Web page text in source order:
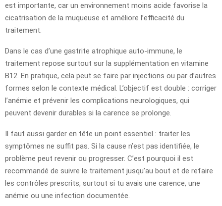
est importante, car un environnement moins acide favorise la
cicatrisation de la muqueuse et améliore l’efficacité du
traitement.
Dans le cas d’une gastrite atrophique auto-immune, le
traitement repose surtout sur la supplémentation en vitamine
B12. En pratique, cela peut se faire par injections ou par d’autres
formes selon le contexte médical. L’objectif est double : corriger
l’anémie et prévenir les complications neurologiques, qui
peuvent devenir durables si la carence se prolonge.
Il faut aussi garder en tête un point essentiel : traiter les
symptômes ne suffit pas. Si la cause n’est pas identifiée, le
problème peut revenir ou progresser. C’est pourquoi il est
recommandé de suivre le traitement jusqu’au bout et de refaire
les contrôles prescrits, surtout si tu avais une carence, une
anémie ou une infection documentée.